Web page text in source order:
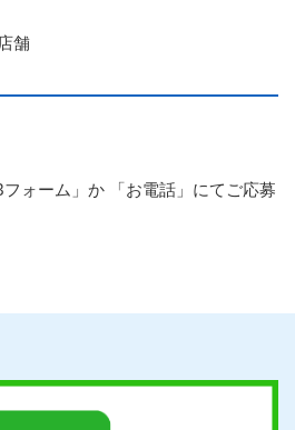
舗
ォーム」か 「お電話」にてご応募